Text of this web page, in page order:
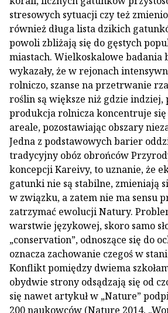
stresowych sytuacji czy też
również długa lista dzikich
powoli zbliżają się do gęstych
miastach. Wielkoskalowe badania
wykazały, że w rejonach
rolniczo, szanse na przetrwanie
roślin są większe niż gdzie indziej,
produkcja rolnicza koncentruje
areale, pozostawiając obszary
Jedna z podstawowych barier
tradycyjny obóz obrońców
koncepcji Kareivy, to uznanie, że
gatunki nie są stabilne, zmieniają
w związku, a zatem nie ma sensu
zatrzymać ewolucji Natury.
warstwie językowej, skoro samo
„conservation”, odnoszące się do
oznacza zachowanie czegoś w
Konflikt pomiędzy dwiema
obydwie strony odsądzają się od
się nawet artykuł w „Nature”
200 naukowców (Nature 2014,